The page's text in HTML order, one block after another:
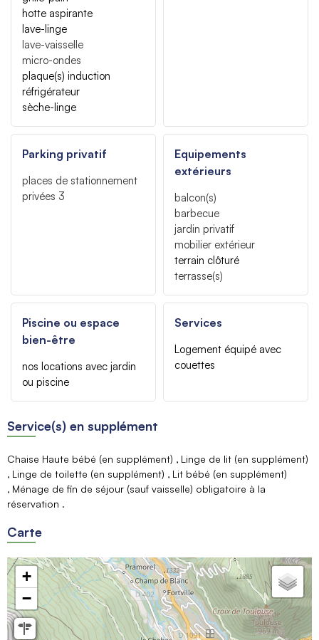
hotte aspirante
lave-linge
lave-vaisselle
micro-ondes
plaque(s) induction
réfrigérateur
sèche-linge
Parking privatif
places de stationnement
privées 3
Equipements
extérieurs
balcon(s)
barbecue
jardin privatif
mobilier extérieur
terrain clôturé
terrasse(s)
Piscine ou espace
bien-être
nos locations avec jardin
ou piscine
Services
Logement équipé avec
couettes
Service(s) en supplément
Chaise Haute bébé (en supplément)
Linge de lit (en supplément)
Linge de toilette (en supplément)
Lit bébé (en supplément)
Ménage de fin de séjour (sauf vaisselle) obligatoire à la
réservation
Carte
+
−